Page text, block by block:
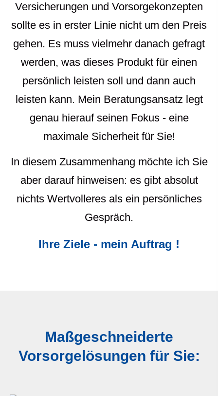
Versicherungen und Vorsorgekonzepten
sollte es in erster Linie nicht um den Preis
gehen. Es muss vielmehr danach gefragt
werden, was dieses Produkt für einen
persönlich leisten soll und dann auch
leisten kann. Mein Beratungsansatz legt
genau hierauf seinen Fokus - eine
maximale Sicherheit für Sie!
In diesem Zusammenhang möchte ich Sie
aber darauf hinweisen: es gibt absolut
nichts Wertvolleres als ein persönliches
Gespräch.
Ihre Ziele - mein Auftrag !
Maßgeschneiderte
Vorsorgelösungen für Sie: